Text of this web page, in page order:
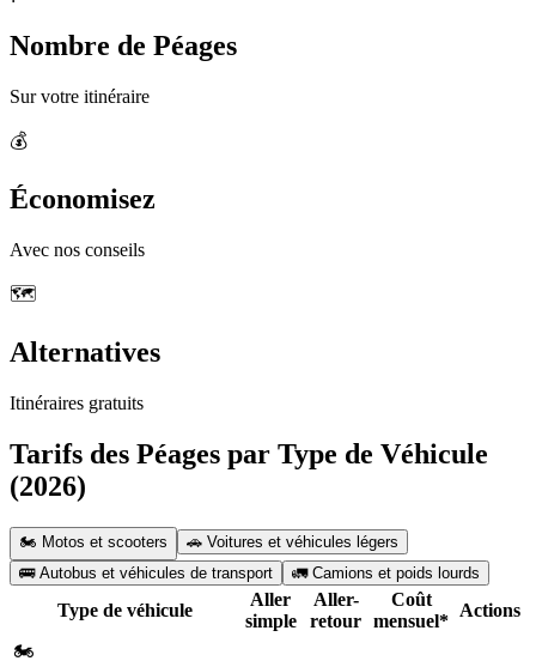
Nombre de Péages
Sur votre itinéraire
💰
Économisez
Avec nos conseils
🗺️
Alternatives
Itinéraires gratuits
Tarifs des Péages par Type de Véhicule
(2026)
🏍️ Motos et scooters
🚗 Voitures et véhicules légers
🚌 Autobus et véhicules de transport
🚛 Camions et poids lourds
Type de véhicule
Aller
simple
Aller-
retour
Coût
mensuel*
Actions
🏍️